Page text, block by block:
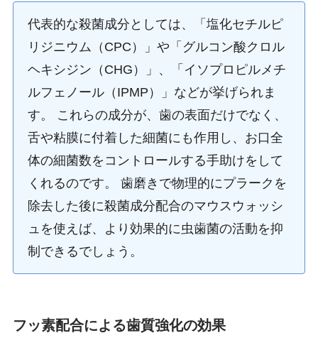
代表的な殺菌成分としては、「塩化セチルピ
リジニウム（CPC）」や「グルコン酸クロル
ヘキシジン（CHG）」、「イソプロピルメチ
ルフェノール（IPMP）」などが挙げられま
す。 これらの成分が、歯の表面だけでなく、
舌や粘膜に付着した細菌にも作用し、お口全
体の細菌数をコントロールする手助けをして
くれるのです。 歯磨きで物理的にプラークを
除去した後に殺菌成分配合のマウスウォッシ
ュを使えば、より効果的に虫歯菌の活動を抑
制できるでしょう。
フッ素配合による歯質強化の効果